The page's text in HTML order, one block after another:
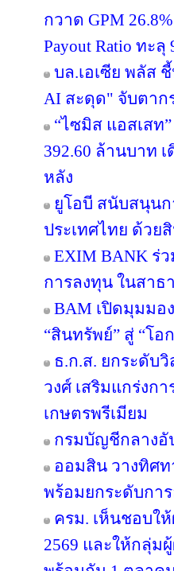
กวาด GPM
Payout Ratio ทะลุ
บล.เอเซีย พลัส
AI สะดุด" จับตาก
“ไซมิส แอสเสท
392.60 ล้านบาท
หลัง
ยูโอบี สนับสนุนก
ประเทศไทย ด้วย
EXIM BANK ร่
การลงทุน ในสา
BAM เปิดมุมมอง
“สินทรัพย์” สู่ “โอ
ธ.ก.ส. ยกระดับ
วงศ์ เสริมแกร่ง
เกษตรพรีเมียม
กรมบัญชีกลางอั
ออมสิน วางทิศท
พร้อมยกระดับกา
ครม. เห็นชอบใ
2569 และให้กลุ่